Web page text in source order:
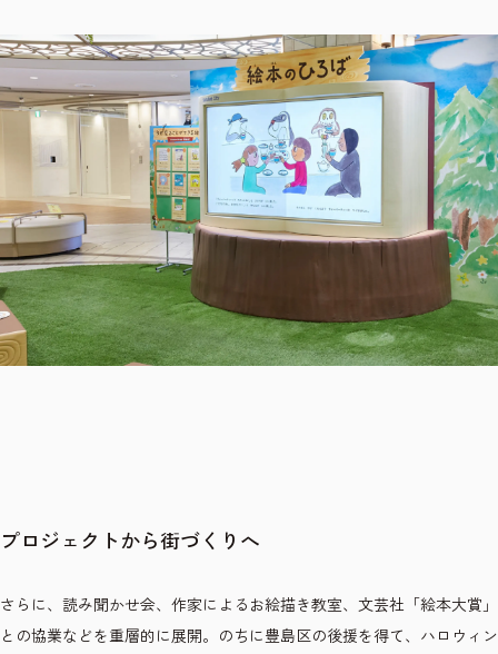
プロジェクトから街づくりへ
さらに、読み聞かせ会、作家によるお絵描き教室、文芸社「絵本大賞」
との協業などを重層的に展開。のちに豊島区の後援を得て、ハロウィン